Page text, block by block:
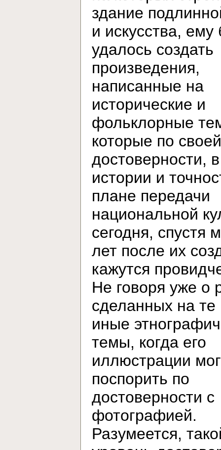
здание
и искусства,
удалось создать
произведения,
написанные на
исторические и
фольклорные
которые по своей
достоверности,
истории и
плане передачи
национальной
сегодня, спустя
лет после их
кажутся
Не говоря уже о
сделанных на те
иные
темы, когда его
иллюстрации
поспорить по
достоверности с
фотографией.
Разумеется,